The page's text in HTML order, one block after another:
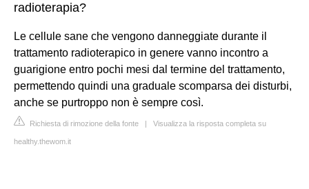
radioterapia?
Le cellule sane che vengono danneggiate durante il
trattamento radioterapico in genere vanno incontro a
guarigione entro pochi mesi dal termine del trattamento,
permettendo quindi una graduale scomparsa dei disturbi,
anche se purtroppo non è sempre così.
Richiesta di rimozione della fonte | Visualizza la risposta completa su
healthy.thewom.it